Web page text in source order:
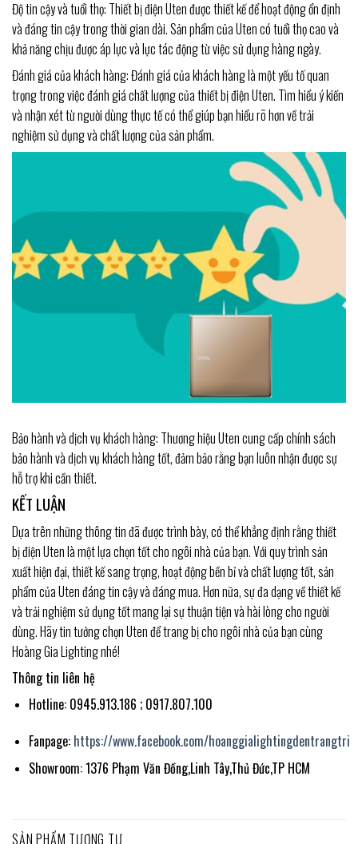
Độ tin cậy và tuổi thọ: Thiết bị điện Uten được thiết kế để hoạt động ổn định
và đáng tin cậy trong thời gian dài. Sản phẩm của Uten có tuổi thọ cao và
khả năng chịu được áp lực và lực tác động từ việc sử dụng hàng ngày.
Đánh giá của khách hàng: Đánh giá của khách hàng là một yếu tố quan
trọng trong việc đánh giá chất lượng của thiết bị điện Uten. Tìm hiểu ý kiến
và nhận xét từ người dùng thực tế có thể giúp bạn hiểu rõ hơn về trải
nghiệm sử dụng và chất lượng của sản phẩm.
Bảo hành và dịch vụ khách hàng: Thương hiệu Uten cung cấp chính sách
bảo hành và dịch vụ khách hàng tốt, đảm bảo rằng bạn luôn nhận được sự
hỗ trợ khi cần thiết.
KẾT LUẬN
Dựa trên những thông tin đã được trình bày, có thể khẳng định rằng thiết
bị điện Uten là một lựa chọn tốt cho ngôi nhà của bạn. Với quy trình sản
xuất hiện đại, thiết kế sang trọng, hoạt động bền bỉ và chất lượng tốt, sản
phẩm của Uten đáng tin cậy và đáng mua. Hơn nữa, sự đa dạng về thiết kế
và trải nghiệm sử dụng tốt mang lại sự thuận tiện và hài lòng cho người
dùng. Hãy tin tưởng chọn Uten để trang bị cho ngôi nhà của bạn cùng
Hoàng Gia Lighting nhé!
Thông tin liên hệ
Hotline: 0945.913.186 ; 0917.807.100
Fanpage: https://www.facebook.com/hoanggialightingdentrangtri
Showroom: 1376 Phạm Văn Đồng,Linh Tây,Thủ Đức,TP HCM
SẢN PHẨM TƯƠNG TỰ